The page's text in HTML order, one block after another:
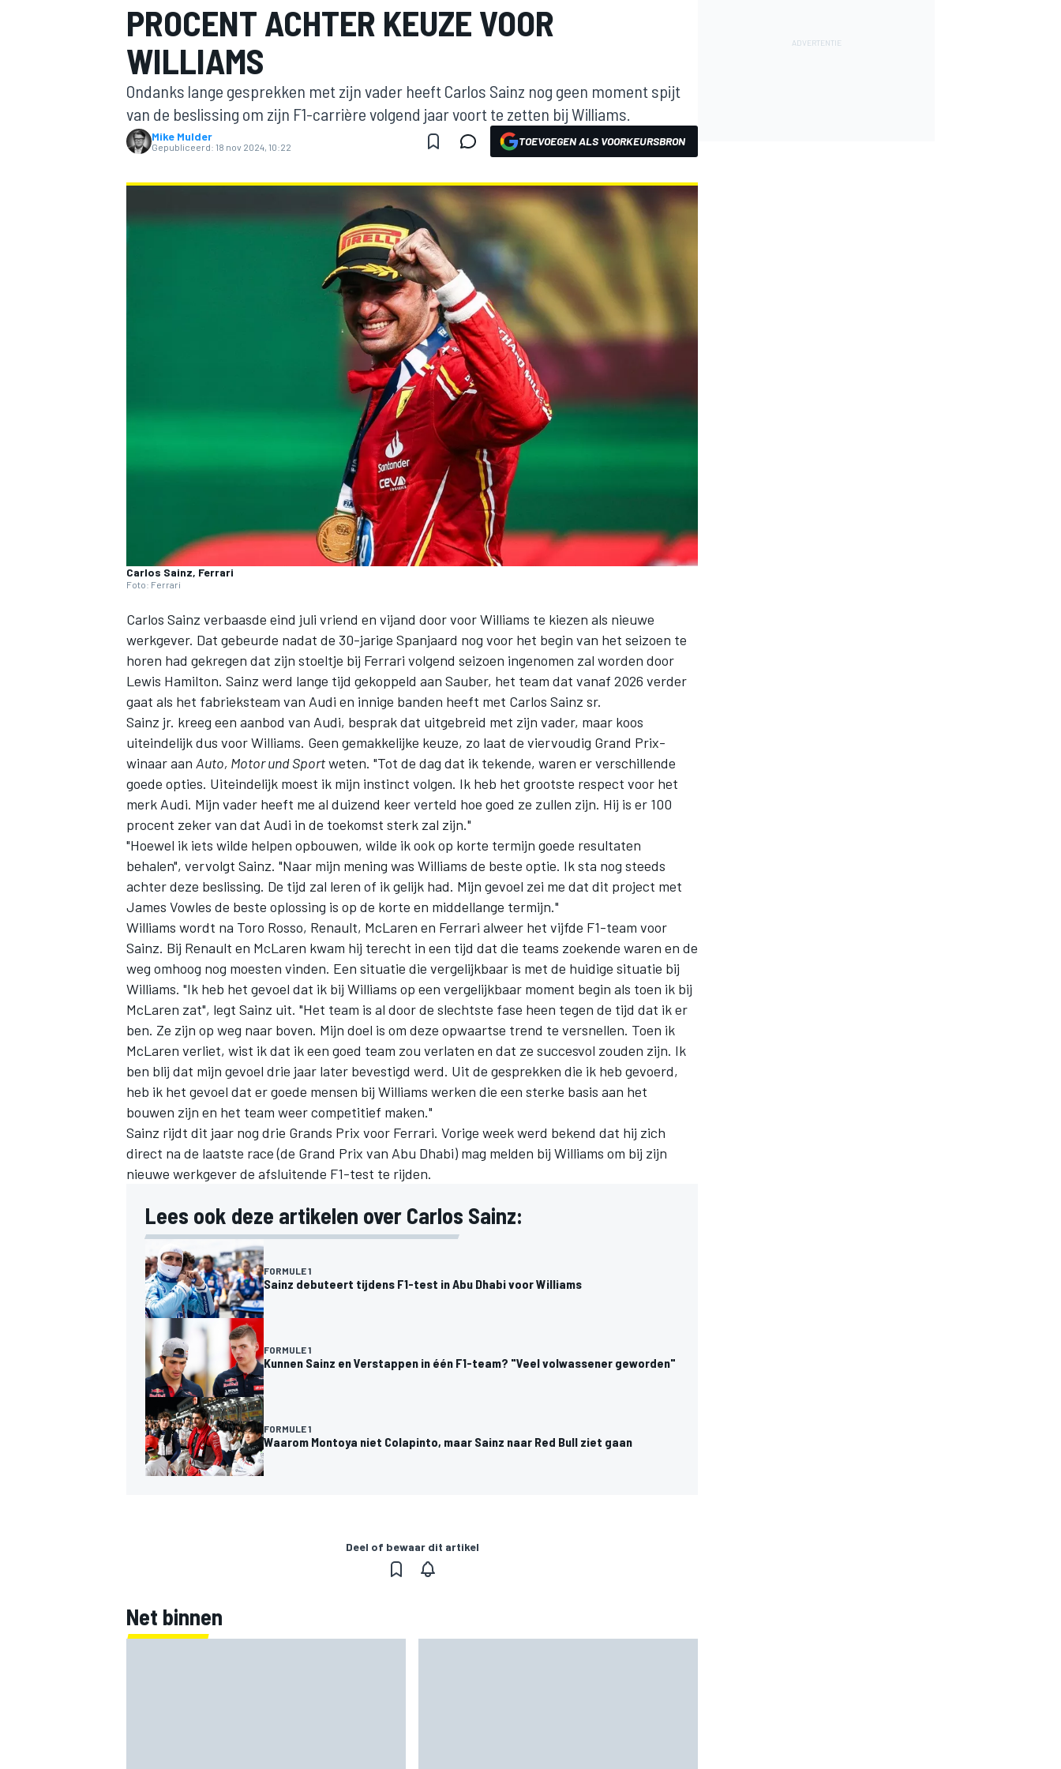
WEC DTM
PROCENT ACHTER KEUZE VOOR
WILLIAMS
Ondanks lange gesprekken met zijn vader heeft Carlos Sainz nog geen moment spijt
van de beslissing om zijn F1-carrière volgend jaar voort te zetten bij Williams.
Mike Mulder
Gepubliceerd: 18 nov 2024, 10:22 TOEVOEGEN ALS VOORKEURSBRON
Carlos Sainz, Ferrari
Foto: Ferrari
Carlos Sainz verbaasde eind juli vriend en vijand door voorWilliams te kiezen als nieuwe
werkgever. Dat gebeurde nadat de 30-jarige Spanjaard nog voor het begin van het seizoen te
horen had gekregen dat zijn stoeltje bij Ferrari volgend seizoen ingenomen zal worden door
Lewis Hamilton. Sainz werd lange tijd gekoppeld aan Sauber, het team dat vanaf 2026 verder
gaat als het fabrieksteam van Audi en innige banden heeft met Carlos Sainz sr.
Sainz jr. kreeg een aanbod van Audi, besprak dat uitgebreid met zijn vader, maar koos
uiteindelijk dus voor Williams. Geen gemakkelijke keuze, zo laat de viervoudig Grand Prix-
winaar aan Auto, Motor und Sportweten. "Tot de dag dat ik tekende, waren er verschillende
goede opties. Uiteindelijk moest ik mijn instinct volgen. Ik heb het grootste respect voor het
merk Audi. Mijn vader heeft me al duizend keer verteld hoe goed ze zullen zijn. Hij is er 100
procent zeker van dat Audi in de toekomst sterk zal zijn."
"Hoewel ik iets wilde helpen opbouwen, wilde ik ook op korte termijn goede resultaten
behalen", vervolgt Sainz. "Naar mijn mening was Williams de beste optie. Ik sta nog steeds
achter deze beslissing. De tijd zal leren of ik gelijk had. Mijn gevoel zei me dat dit project met
James Vowles de beste oplossing is op de korte en middellange termijn."
Williams wordt na Toro Rosso, Renault, McLaren en Ferrari alweer het vijfde F1-team voor
Sainz. Bij Renault en McLaren kwam hij terecht in een tijd dat die teams zoekende waren en de
weg omhoog nog moesten vinden. Een situatie die vergelijkbaar is met de huidige situatie bij
Williams. "Ik heb het gevoel dat ik bij Williams op een vergelijkbaar moment begin als toen ik bij
McLaren zat", legt Sainz uit. "Het team is al door de slechtste fase heen tegen de tijd dat ik er
ben. Ze zijn op weg naar boven. Mijn doel is om deze opwaartse trend te versnellen. Toen ik
McLaren verliet, wist ik dat ik een goed team zou verlaten en dat ze succesvol zouden zijn. Ik
ben blij dat mijn gevoel drie jaar later bevestigd werd. Uit de gesprekken die ik heb gevoerd,
heb ik het gevoel dat er goede mensen bij Williams werken die een sterke basis aan het
bouwen zijn en het team weer competitief maken."
Sainz rijdt dit jaar nog drie Grands Prix voor Ferrari. Vorige week werd bekend dat hij zich
direct na de laatste race (de Grand Prix van Abu Dhabi) mag melden bij Williams om bij zijn
nieuwe werkgever de afsluitende F1-test te rijden.
Lees ook deze artikelen over Carlos Sainz:
FORMULE 1
Sainz debuteert tijdens F1-test in Abu Dhabi voor Williams
FORMULE 1
Kunnen Sainz en Verstappen in één F1-team? "Veel volwassener geworden"
FORMULE 1
Waarom Montoya niet Colapinto, maar Sainz naar Red Bull ziet gaan
Deel of bewaar dit artikel
Net binnen